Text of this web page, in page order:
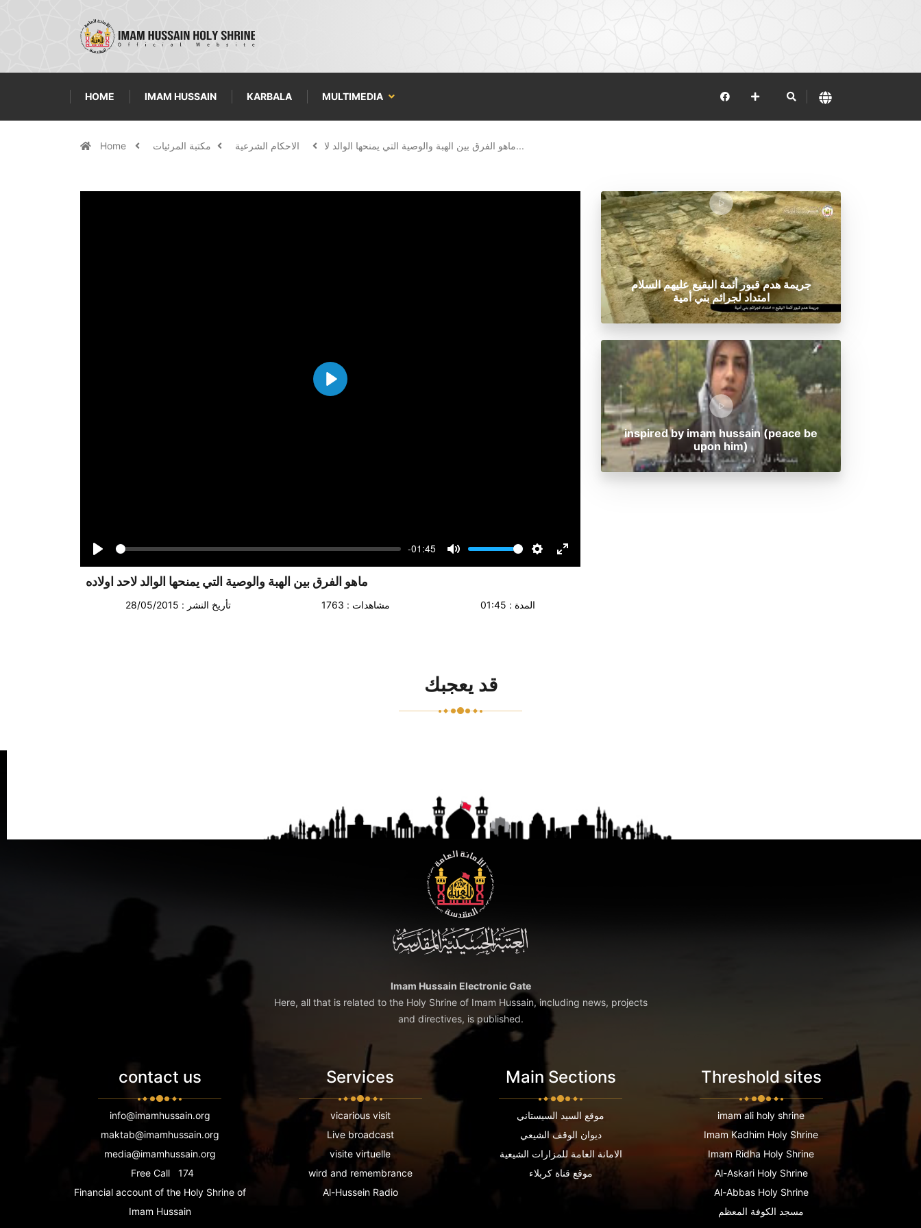
HOME IMAM HUSSAIN KARBALA MULTIMEDIA
Home مكتبة المرئيات الاحكام الشرعية ماهو الفرق بين الهبة والوصية التي يمنحها الوالد لا...
Play
Seek
-01:45
Volume
ماهو الفرق بين الهبة والوصية التي يمنحها الوالد لاحد اولاده
تأريخ النشر : 28/05/2015 مشاهدات : 1763 المدة : 01:45
جريمة هدم قبور أئمة البقيع عليهم السلام
امتداد لجرائم بني أمية
inspired by imam hussain (peace be
upon him)
قد يعجبك
Imam Hussain Electronic Gate
Here, all that is related to the Holy Shrine of Imam Hussain, including news, projects
and directives, is published.
contact us
info@imamhussain.org
maktab@imamhussain.org
media@imamhussain.org
Free Call
174
Financial account of the Holy Shrine of
Imam Hussain
Services
vicarious visit
Live broadcast
visite virtuelle
wird and remembrance
Al-Hussein Radio
Main Sections
موقع السيد السيستاني
ديوان الوقف الشيعي
الامانة العامة للمزارات الشيعية
موقع قناة كربلاء
Threshold sites
imam ali holy shrine
Imam Kadhim Holy Shrine
Imam Ridha Holy Shrine
Al-Askari Holy Shrine
Al-Abbas Holy Shrine
مسجد الكوفة المعظم